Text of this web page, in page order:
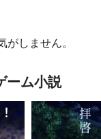
しません。
ーム小説